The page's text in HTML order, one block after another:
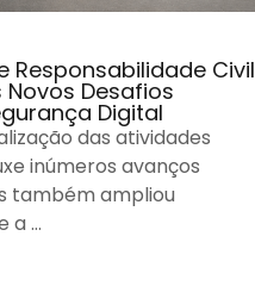
Responsabilidade Civil
Novos Desafios
Digital
das atividades
inúmeros avanços
também ampliou
a …